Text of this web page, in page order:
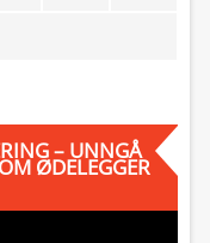
– UNNGÅ
ØDELEGGER